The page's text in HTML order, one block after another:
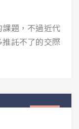
題，不過近代
託不了的交際